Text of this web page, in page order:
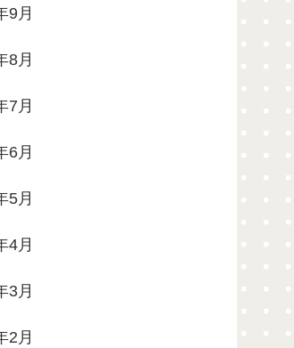
9月
8月
7月
6月
5月
4月
3月
2月